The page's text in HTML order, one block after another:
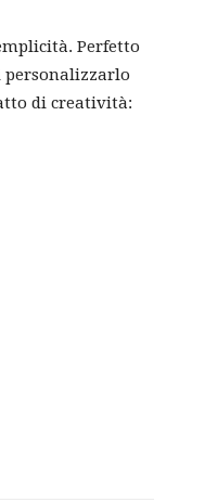
Perfetto
personalizzarlo
di creatività: